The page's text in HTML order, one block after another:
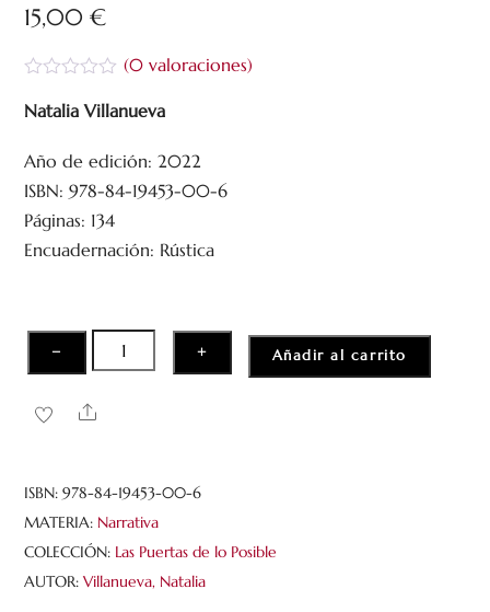
15,00€
a
r
d
o
c
o
5
(0valoraciones)
Natalia Villanueva
Año de edición: 2022
ISBN: 978-84-19453-00-6
Páginas: 134
Encuadernación: Rústica
−
medio
camino
cantidad
+ Añadir al carrito
Share
ISBN:978-84-19453-00-6
MATERIA: Narrativa
COLECCIÓN: Las Puertas de lo Posible
AUTOR:Villanueva, Natalia